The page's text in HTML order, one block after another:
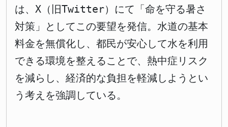
は、X（旧Twitter）にて「命を守る暑さ
対策」としてこの要望を発信。水道の基本
料金を無償化し、都民が安心して水を利用
できる環境を整えることで、熱中症リスク
を減らし、経済的な負担を軽減しようとい
う考えを強調している。